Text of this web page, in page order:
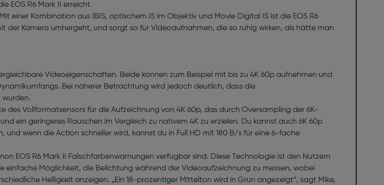
EOS R6 Mark II erreicht.
einer Kombination aus IBIS, optischem IS im Objektiv und Movie Digital IS ist die EOS R6
der Kamera umhergeht, und sorgt so für Videoaufnahmen, die so ruhig wirken, als hätte man
Videoeigenschaften. Beide können zum Beispiel mit bis zu 4K 60p aufnehmen und
Bei näherer Betrachtung wird jedoch deutlich, dass die
wurden.
des Vollformatsensors für die Aufzeichnung von 4K 60p, das durch Oversampling der 6K-
ein geringeres Rauschen im Vergleich zu nativem 4K zu erzielen. Du kannst auch 6K 60p
und wenn die Action schneller wird, kannst du in Full HD mit 180 B/s für eine 6-fache
EOS R6 Mark II Falschfarbenwarnungen verfügbar sind. Diese Technologie ist den Nutzern
einfache Möglichkeit, die Belichtung während der Videoaufzeichnung zu messen, wobei
Helligkeit anzeigen. „Ein 18-prozentiger Mittelton wird in Grün angezeigt“, sagt Mike,